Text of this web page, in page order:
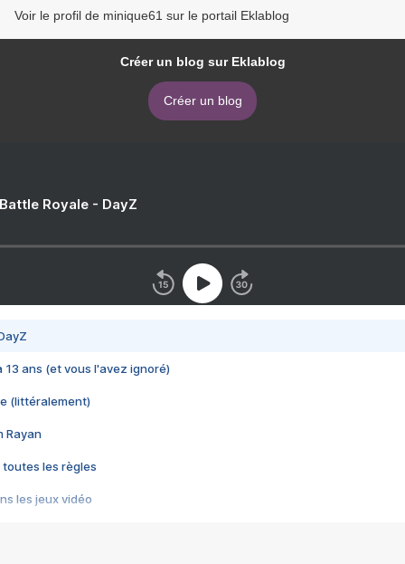
Voir le profil de minique61 sur le portail Eklablog
Créer un blog sur Eklablog
Créer un blog
Royale - DayZ
13 ans (et vous l'avez ignoré)
(littéralement)
Rayan
toutes les règles
les jeux vidéo